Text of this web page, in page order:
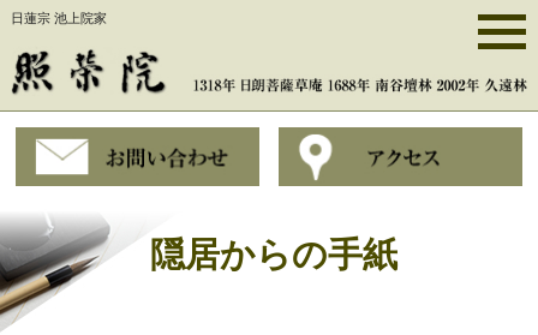
日蓮宗 池上院家
隠居からの手紙